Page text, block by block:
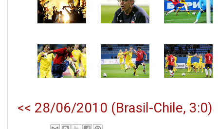
<< 28/06/2010 (Brasil-Chile, 3:0)